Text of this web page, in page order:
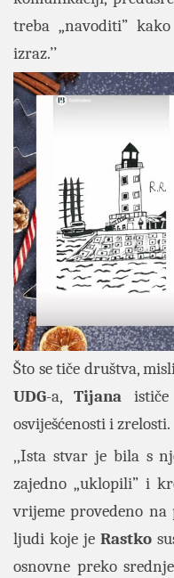
treba „navoditi”
izraz.’’
Što se tiče društva,
UDG-a,Tijana
osviješćenosti i zrelosti.
,,Ista stvar je bila s
zajedno „uklopili” i
vrijeme provedeno
ljudi koje je Rastko
osnovne preko